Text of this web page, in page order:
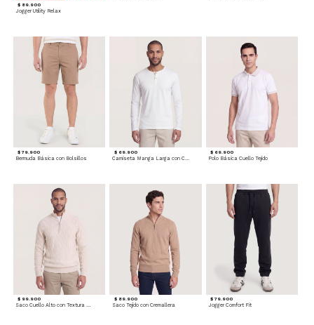
$ 89.900
Jogger Utility Relax
$ 79.900
Bermuda Básica con Bolsillos
$ 69.900 $ 69.900
Polo Básica Cuello Tejido
$ 99.900
Saco Cuello Alto con Textura Trenzada
$ 89.900
Saco Tejido con Cremallera
$ 79.900
Jogger Comfort Fit